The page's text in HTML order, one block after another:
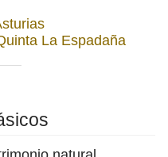
La Espadaña